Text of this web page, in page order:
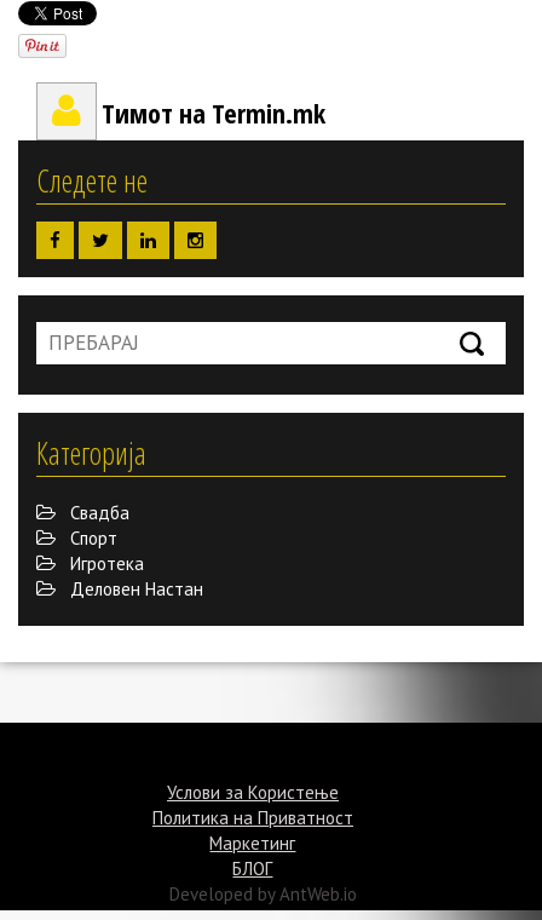
Тимот на Termin.mk
Следете не
Категорија
Свадба
Спорт
Игротека
Деловен Настан
Услови за Користење
Политика на Приватност
Маркетинг
БЛОГ
Developed by AntWeb.io